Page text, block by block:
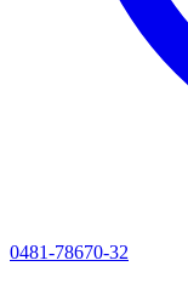
0481-78670-32